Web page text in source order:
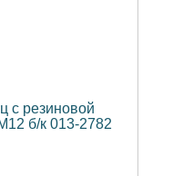
с резиновой
б/к 013-2782